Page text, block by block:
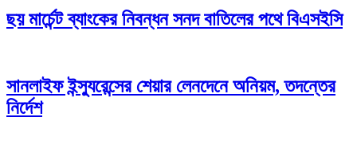
ছয় মার্চেন্ট ব্যাংকের নিবন্ধন সনদ বাতিলের পথে বিএসইসি
সানলাইফ ইন্স্যুরেন্সের শেয়ার লেনদেনে অনিয়ম, তদন্তের
নির্দেশ